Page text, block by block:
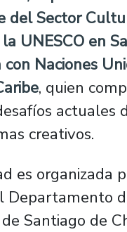
del Sector
UNESCO en
con Naciones
, quien
actuales
creativos.
es organizada
Santiago de